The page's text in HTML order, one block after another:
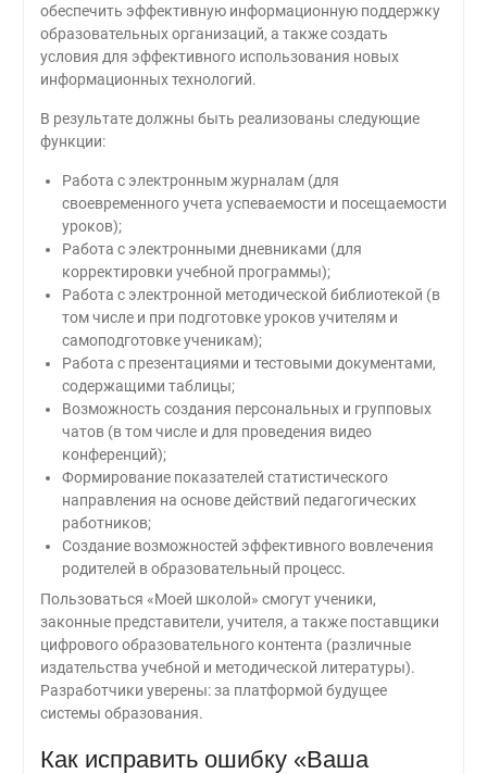
обеспечить эффективную информационную поддержку
образовательных организаций, а также создать
условия для эффективного использования новых
информационных технологий.
В результате должны быть реализованы следующие
функции:
Работа с электронным журналам (для
своевременного учета успеваемости и посещаемости
уроков);
Работа с электронными дневниками (для
корректировки учебной программы);
Работа с электронной методической библиотекой (в
том числе и при подготовке уроков учителям и
самоподготовке ученикам);
Работа с презентациями и тестовыми документами,
содержащими таблицы;
Возможность создания персональных и групповых
чатов (в том числе и для проведения видео
конференций);
Формирование показателей статистического
направления на основе действий педагогических
работников;
Создание возможностей эффективного вовлечения
родителей в образовательный процесс.
Пользоваться «Моей школой» смогут ученики,
законные представители, учителя, а также поставщики
цифрового образовательного контента (различные
издательства учебной и методической литературы).
Разработчики уверены: за платформой будущее
системы образования.
Как исправить ошибку «Ваша